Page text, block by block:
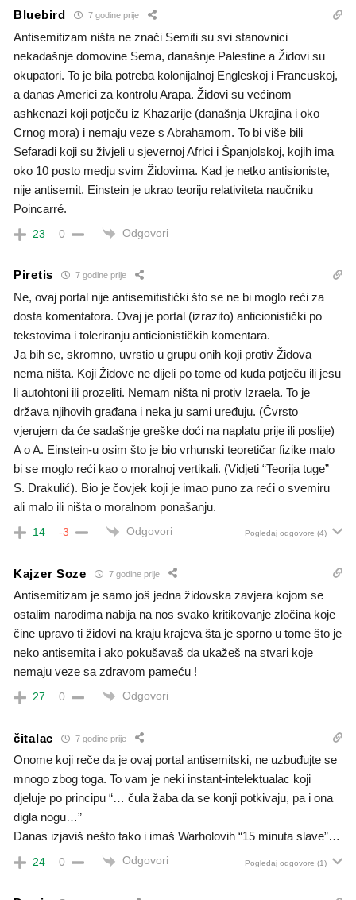
Bluebird 7 godine prije
Antisemitizam ništa ne znači Semiti su svi stanovnici
nekadašnje domovine Sema, današnje Palestine a Židovi su
okupatori. To je bila potreba kolonijalnoj Engleskoj i Francuskoj,
a danas Americi za kontrolu Arapa. Židovi su većinom
ashkenazi koji potječu iz Khazarije (današnja Ukrajina i oko
Crnog mora) i nemaju veze s Abrahamom. To bi više bili
Sefaradi koji su živjeli u sjevernoj Africi i Španjolskoj, kojih ima
oko 10 posto medju svim Židovima. Kad je netko antisioniste,
nije antisemit. Einstein je ukrao teoriju relativiteta naučniku
Poincarré.
23 0 Odgovori
Piretis 7 godine prije
Ne, ovaj portal nije antisemitistički što se ne bi moglo reći za
dosta komentatora. Ovaj je portal (izrazito) anticionistički po
tekstovima i toleriranju anticionističkih komentara.
Ja bih se, skromno, uvrstio u grupu onih koji protiv Židova
nema ništa. Koji Židove ne dijeli po tome od kuda potječu ili jesu
li autohtoni ili prozeliti. Nemam ništa ni protiv Izraela. To je
država njihovih građana i neka ju sami uređuju. (Čvrsto
vjerujem da će sadašnje greške doći na naplatu prije ili poslije)
A o A. Einstein-u osim što je bio vrhunski teoretičar fizike malo
bi se moglo reći kao o moralnoj vertikali. (Vidjeti “Teorija tuge”
S. Drakulić). Bio je čovjek koji je imao puno za reći o svemiru
ali malo ili ništa o moralnom ponašanju.
14 -3 Odgovori Pogledaj odgovore (4)
Kajzer Soze 7 godine prije
Antisemitizam je samo još jedna židovska zavjera kojom se
ostalim narodima nabija na nos svako kritikovanje zločina koje
čine upravo ti židovi na kraju krajeva šta je sporno u tome što je
neko antisemita i ako pokušavaš da ukažeš na stvari koje
nemaju veze sa zdravom pameću !
27 0 Odgovori
čitalac 7 godine prije
Onome koji reče da je ovaj portal antisemitski, ne uzbuđujte se
mnogo zbog toga. To vam je neki instant-intelektualac koji
djeluje po principu “… čula žaba da se konji potkivaju, pa i ona
digla nogu…”
Danas izjaviš nešto tako i imaš Warholovih “15 minuta slave”…
24 0 Odgovori Pogledaj odgovore (1)